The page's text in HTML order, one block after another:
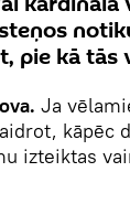
pie kā tās
Ja
kāpēc
izteiktas